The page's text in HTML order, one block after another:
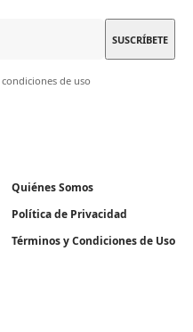
de uso
Quiénes Somos
Política de Privacidad
Términos y Condiciones de Uso